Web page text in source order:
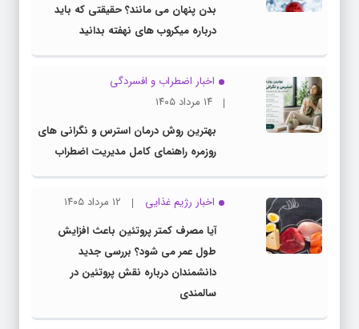
بدن پنهان می مانند؟ حقیقتی که باید
درباره میکروب های نهفته بدانید
اخبار اضطراب و افسردگی
۱۴ مرداد ۱۴۰۵
بهترین روش درمان استرس و نگرانی های
روزمره راهنمای کامل مدیریت اضطراب
اخبار رژیم غذایی
۱۲ مرداد ۱۴۰۵
آیا مصرف کمتر پروتئین باعث افزایش
طول عمر می شود؟ بررسی جدید
دانشمندان درباره نقش پروتئین در
سالمندی